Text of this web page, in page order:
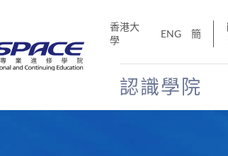
香港大
學
ENG 簡
認識學院